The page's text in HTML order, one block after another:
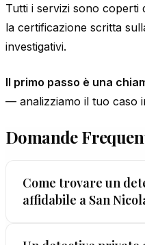
Tutti i servizi sono coperti
la certificazione scritta
investigativi.
Il primo passo è una
— analizziamo il tuo caso
Domande
Come trovare un
affidabile a San